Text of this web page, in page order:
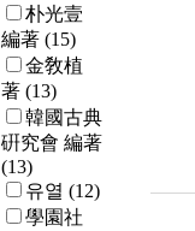
朴光壹
編著 (15)
金敎植
著 (13)
韓國古典
硏究會 編著
(13)
유열 (12)
學園社